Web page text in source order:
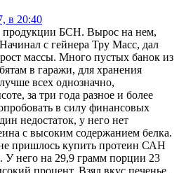
в 20:40
продукции БСН. Вырос на нем,
с гейнера Тру Масс, дал
массы. Много пустых банок из
в гаражи, для хранения
всех однозначно,
за три года разное и более
в силу финансовых
недостаток, у него нет
с высоким содержанием белка.
пришлось купить протеин САН
У него на 29,9 грамм порции 23